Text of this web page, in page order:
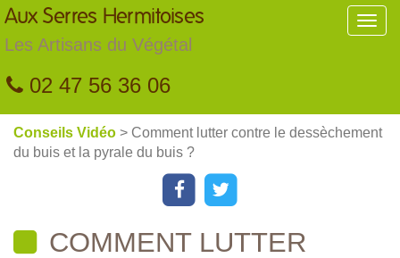
Aux Serres Hermitoises
Les Artisans du Végétal
02 47 56 36 06
Conseils Vidéo > Comment lutter contre le dessèchement
du buis et la pyrale du buis ?
COMMENT LUTTER